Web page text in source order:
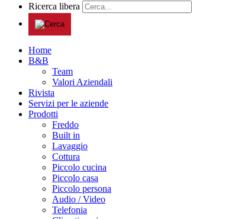
Ricerca libera
Home
B&B
Team
Valori Aziendali
Rivista
Servizi per le aziende
Prodotti
Freddo
Built in
Lavaggio
Cottura
Piccolo cucina
Piccolo casa
Piccolo persona
Audio / Video
Telefonia